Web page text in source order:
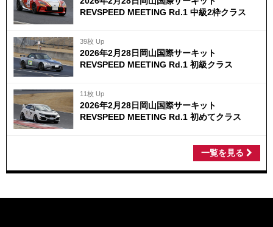
REVSPEED MEETING Rd.1 中級2枠クラス
39枚 Up
2026年2月28日岡山国際サーキット
REVSPEED MEETING Rd.1 初級クラス
11枚 Up
2026年2月28日岡山国際サーキット
REVSPEED MEETING Rd.1 初めてクラス
一覧を見る